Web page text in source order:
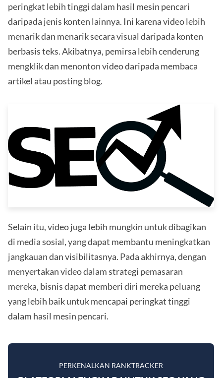
peringkat lebih tinggi dalam hasil mesin pencari
daripada jenis konten lainnya. Ini karena video lebih
menarik dan menarik secara visual daripada konten
berbasis teks. Akibatnya, pemirsa lebih cenderung
mengklik dan menonton video daripada membaca
artikel atau posting blog.
Selain itu, video juga lebih mungkin untuk dibagikan
di media sosial, yang dapat membantu meningkatkan
jangkauan dan visibilitasnya. Pada akhirnya, dengan
menyertakan video dalam strategi pemasaran
mereka, bisnis dapat memberi diri mereka peluang
yang lebih baik untuk mencapai peringkat tinggi
dalam hasil mesin pencari.
PERKENALKAN RANKTRACKER